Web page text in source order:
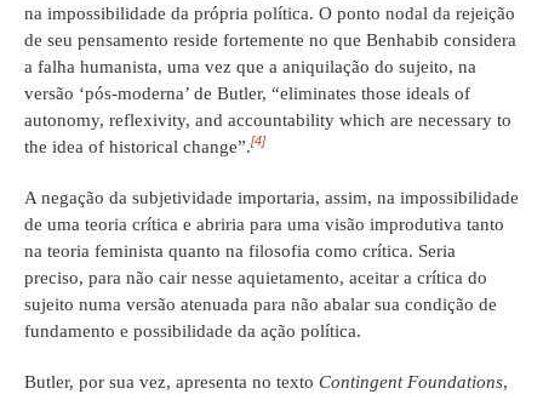
na impossibilidade da própria política. O ponto nodal da rejeição
de seu pensamento reside fortemente no que Benhabib considera
a falha humanista, uma vez que a aniquilação do sujeito, na
versão ‘pós-moderna’ de Butler, “eliminates those ideals of
autonomy, reflexivity, and accountability which are necessary to
the idea of historical change”.[4]
A negação da subjetividade importaria, assim, na impossibilidade
de uma teoria crítica e abriria para uma visão improdutiva tanto
na teoria feminista quanto na filosofia como crítica. Seria
preciso, para não cair nesse aquietamento, aceitar a crítica do
sujeito numa versão atenuada para não abalar sua condição de
fundamento e possibilidade da ação política.
Butler, por sua vez, apresenta no texto Contingent Foundations,